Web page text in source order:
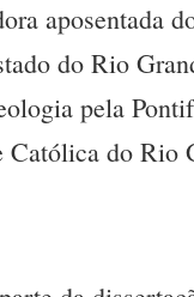
aposentada
do Rio
pela
Católica do Rio